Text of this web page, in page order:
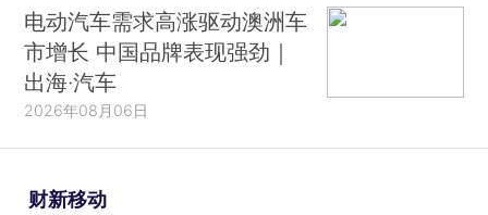
电动汽车需求高涨驱动澳洲车
市增长 中国品牌表现强劲｜
出海·汽车
2026年08月06日
财新移动